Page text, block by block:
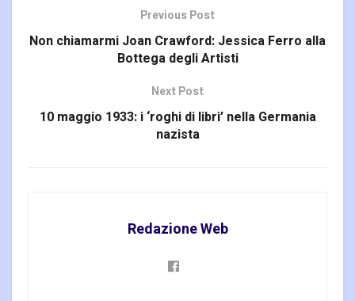
Previous Post
Non chiamarmi Joan Crawford: Jessica Ferro alla
Bottega degli Artisti
Next Post
10 maggio 1933: i ‘roghi di libri’ nella Germania
nazista
Redazione Web